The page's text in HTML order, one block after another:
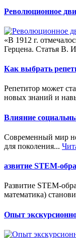
Революционное
«В 1912 г.
Герцена. Статья В.
Как выбрать
Репетитор может
новых знаний и
Влияние
Современный мир
для поколения...
азвитие STEM-
Развитие STEM-
математика)
Опыт